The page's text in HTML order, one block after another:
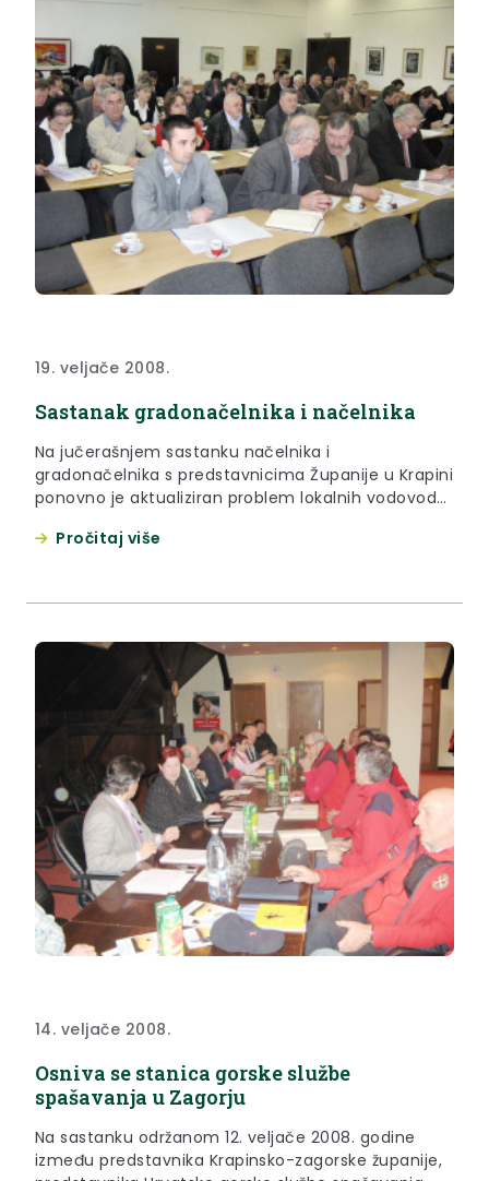
19. veljače 2008.
Sastanak gradonačelnika i načelnika
Na jučerašnjem sastanku načelnika i
gradonačelnika s predstavnicima Županije u Krapini
ponovno je aktualiziran problem lokalnih vodovoda
za javno zdravstvo u 90 posto uzoraka iz lokalnih
Pročitaj više
14. veljače 2008.
Osniva se stanica gorske službe
spašavanja u Zagorju
Na sastanku održanom 12. veljače 2008. godine
između predstavnika Krapinsko-zagorske županije,